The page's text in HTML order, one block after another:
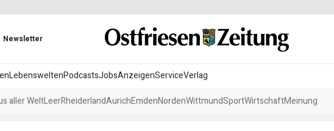
Newsletter
LebensweltenPodcastsJobsAnzeigenServiceVerlag
aller WeltLeerRheiderlandAurichEmdenNordenWittmundSportWirtschaftMeinung